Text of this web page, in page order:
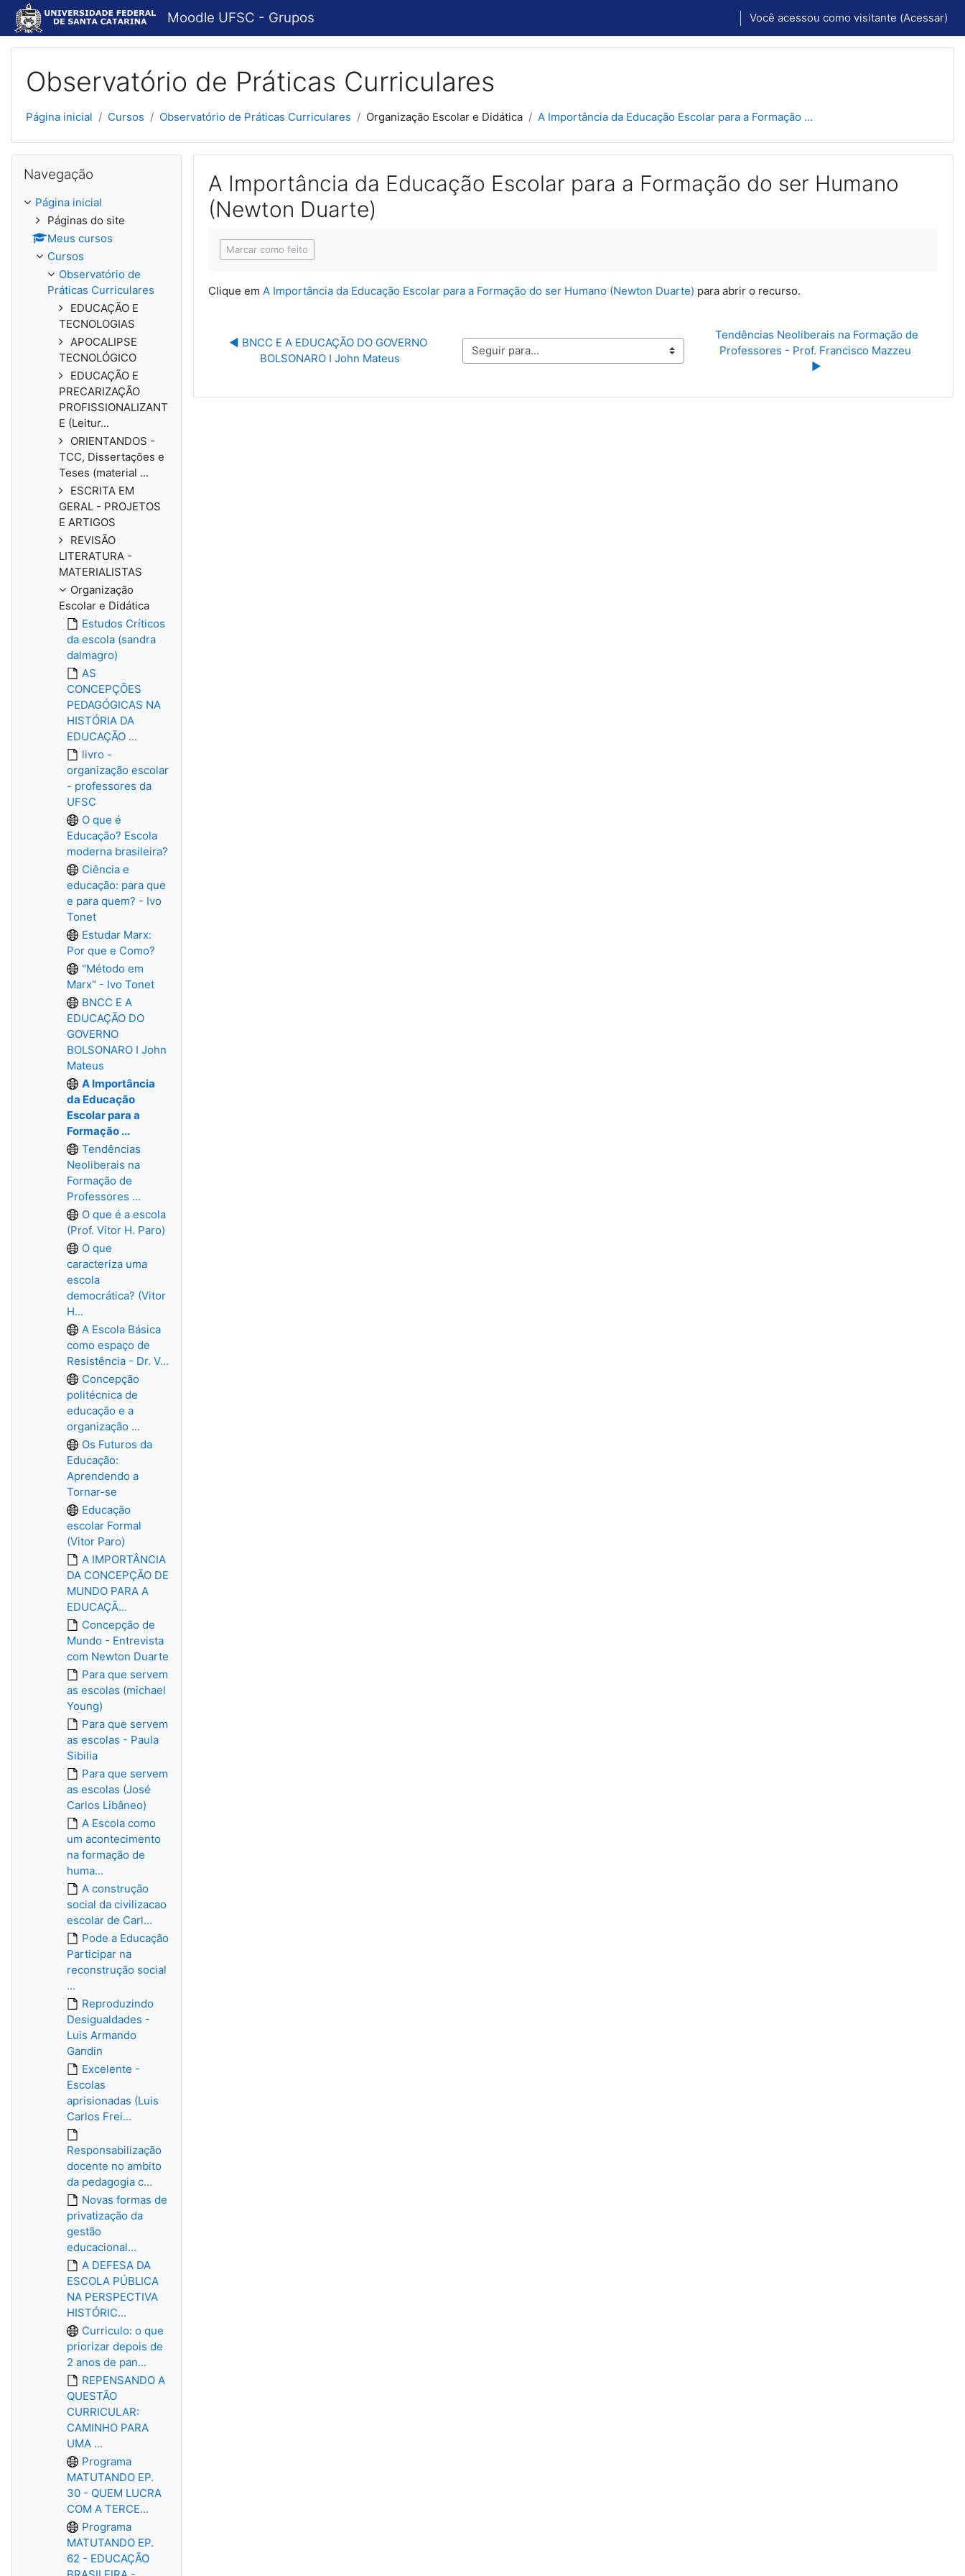
Ir para o conteúdo principal
Moodle UFSC - Grupos Você acessou como visitante (Acessar)
Observatório de Práticas Curriculares
Página inicial Cursos Observatório de Práticas Curriculares Organização Escolar e Didática A Importância da Educação Escolar para a Formação ...
A Importância da Educação Escolar para a Formação do ser Humano
(Newton Duarte)
Marcar como feito
Clique em A Importância da Educação Escolar para a Formação do ser Humano (Newton Duarte) para abrir o recurso.
◀︎ BNCC E A EDUCAÇÃO DO GOVERNO
BOLSONARO I John Mateus
Seguir para...
Tendências Neoliberais na Formação de
Professores - Prof. Francisco Mazzeu
▶︎
Navegação
Página inicial
Páginas do site
Meus cursos
Cursos
Observatório de
Práticas Curriculares
EDUCAÇÃO E
TECNOLOGIAS
APOCALIPSE
TECNOLÓGICO
EDUCAÇÃO E
PRECARIZAÇÃO
PROFISSIONALIZANT
E (Leitur...
ORIENTANDOS -
TCC, Dissertações e
Teses (material ...
ESCRITA EM
GERAL - PROJETOS
E ARTIGOS
REVISÃO
LITERATURA -
MATERIALISTAS
Organização
Escolar e Didática
Estudos Críticos
da escola (sandra
dalmagro)
AS
CONCEPÇÕES
PEDAGÓGICAS NA
HISTÓRIA DA
EDUCAÇÃO ...
livro -
organização escolar
- professores da
UFSC
O que é
Educação? Escola
moderna brasileira?
Ciência e
educação: para que
e para quem? - Ivo
Tonet
Estudar Marx:
Por que e Como?
"Método em
Marx" - Ivo Tonet
BNCC E A
EDUCAÇÃO DO
GOVERNO
BOLSONARO I John
Mateus
A Importância
da Educação
Escolar para a
Formação ...
Tendências
Neoliberais na
Formação de
Professores ...
O que é a escola
(Prof. Vitor H. Paro)
O que
caracteriza uma
escola
democrática? (Vitor
H...
A Escola Básica
como espaço de
Resistência - Dr. V...
Concepção
politécnica de
educação e a
organização ...
Os Futuros da
Educação:
Aprendendo a
Tornar-se
Educação
escolar Formal
(Vitor Paro)
A IMPORTÂNCIA
DA CONCEPÇÃO DE
MUNDO PARA A
EDUCAÇÃ...
Concepção de
Mundo - Entrevista
com Newton Duarte
Para que servem
as escolas (michael
Young)
Para que servem
as escolas - Paula
Sibilia
Para que servem
as escolas (José
Carlos Libâneo)
A Escola como
um acontecimento
na formação de
huma...
A construção
social da civilizacao
escolar de Carl...
Pode a Educação
Participar na
reconstrução social
...
Reproduzindo
Desigualdades -
Luis Armando
Gandin
Excelente -
Escolas
aprisionadas (Luis
Carlos Frei...
Responsabilização
docente no ambito
da pedagogia c...
Novas formas de
privatização da
gestão
educacional...
A DEFESA DA
ESCOLA PÚBLICA
NA PERSPECTIVA
HISTÓRIC...
Curriculo: o que
priorizar depois de
2 anos de pan...
REPENSANDO A
QUESTÃO
CURRICULAR:
CAMINHO PARA
UMA ...
Programa
MATUTANDO EP.
30 - QUEM LUCRA
COM A TERCE...
Programa
MATUTANDO EP.
62 - EDUCAÇÃO